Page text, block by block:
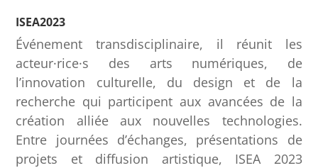
ISEA2023
Événement transdisciplinaire, il réunit les
acteur·rice·s des arts numériques, de
l’innovation culturelle, du design et de la
recherche qui participent aux avancées de la
création alliée aux nouvelles technologies.
Entre journées d’échanges, présentations de
projets et diffusion artistique, ISEA 2023